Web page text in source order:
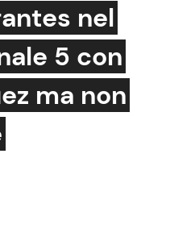
Gossip e TV
Bellezze VIP
nel
5 con
ma non